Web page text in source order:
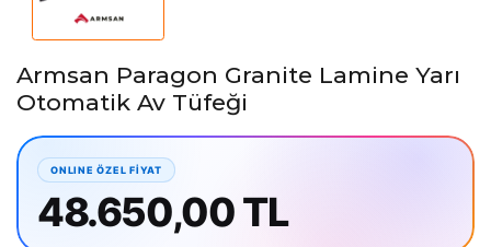
Armsan Paragon Granite Lamine Yarı
Otomatik Av Tüfeği
48.650,00 TL